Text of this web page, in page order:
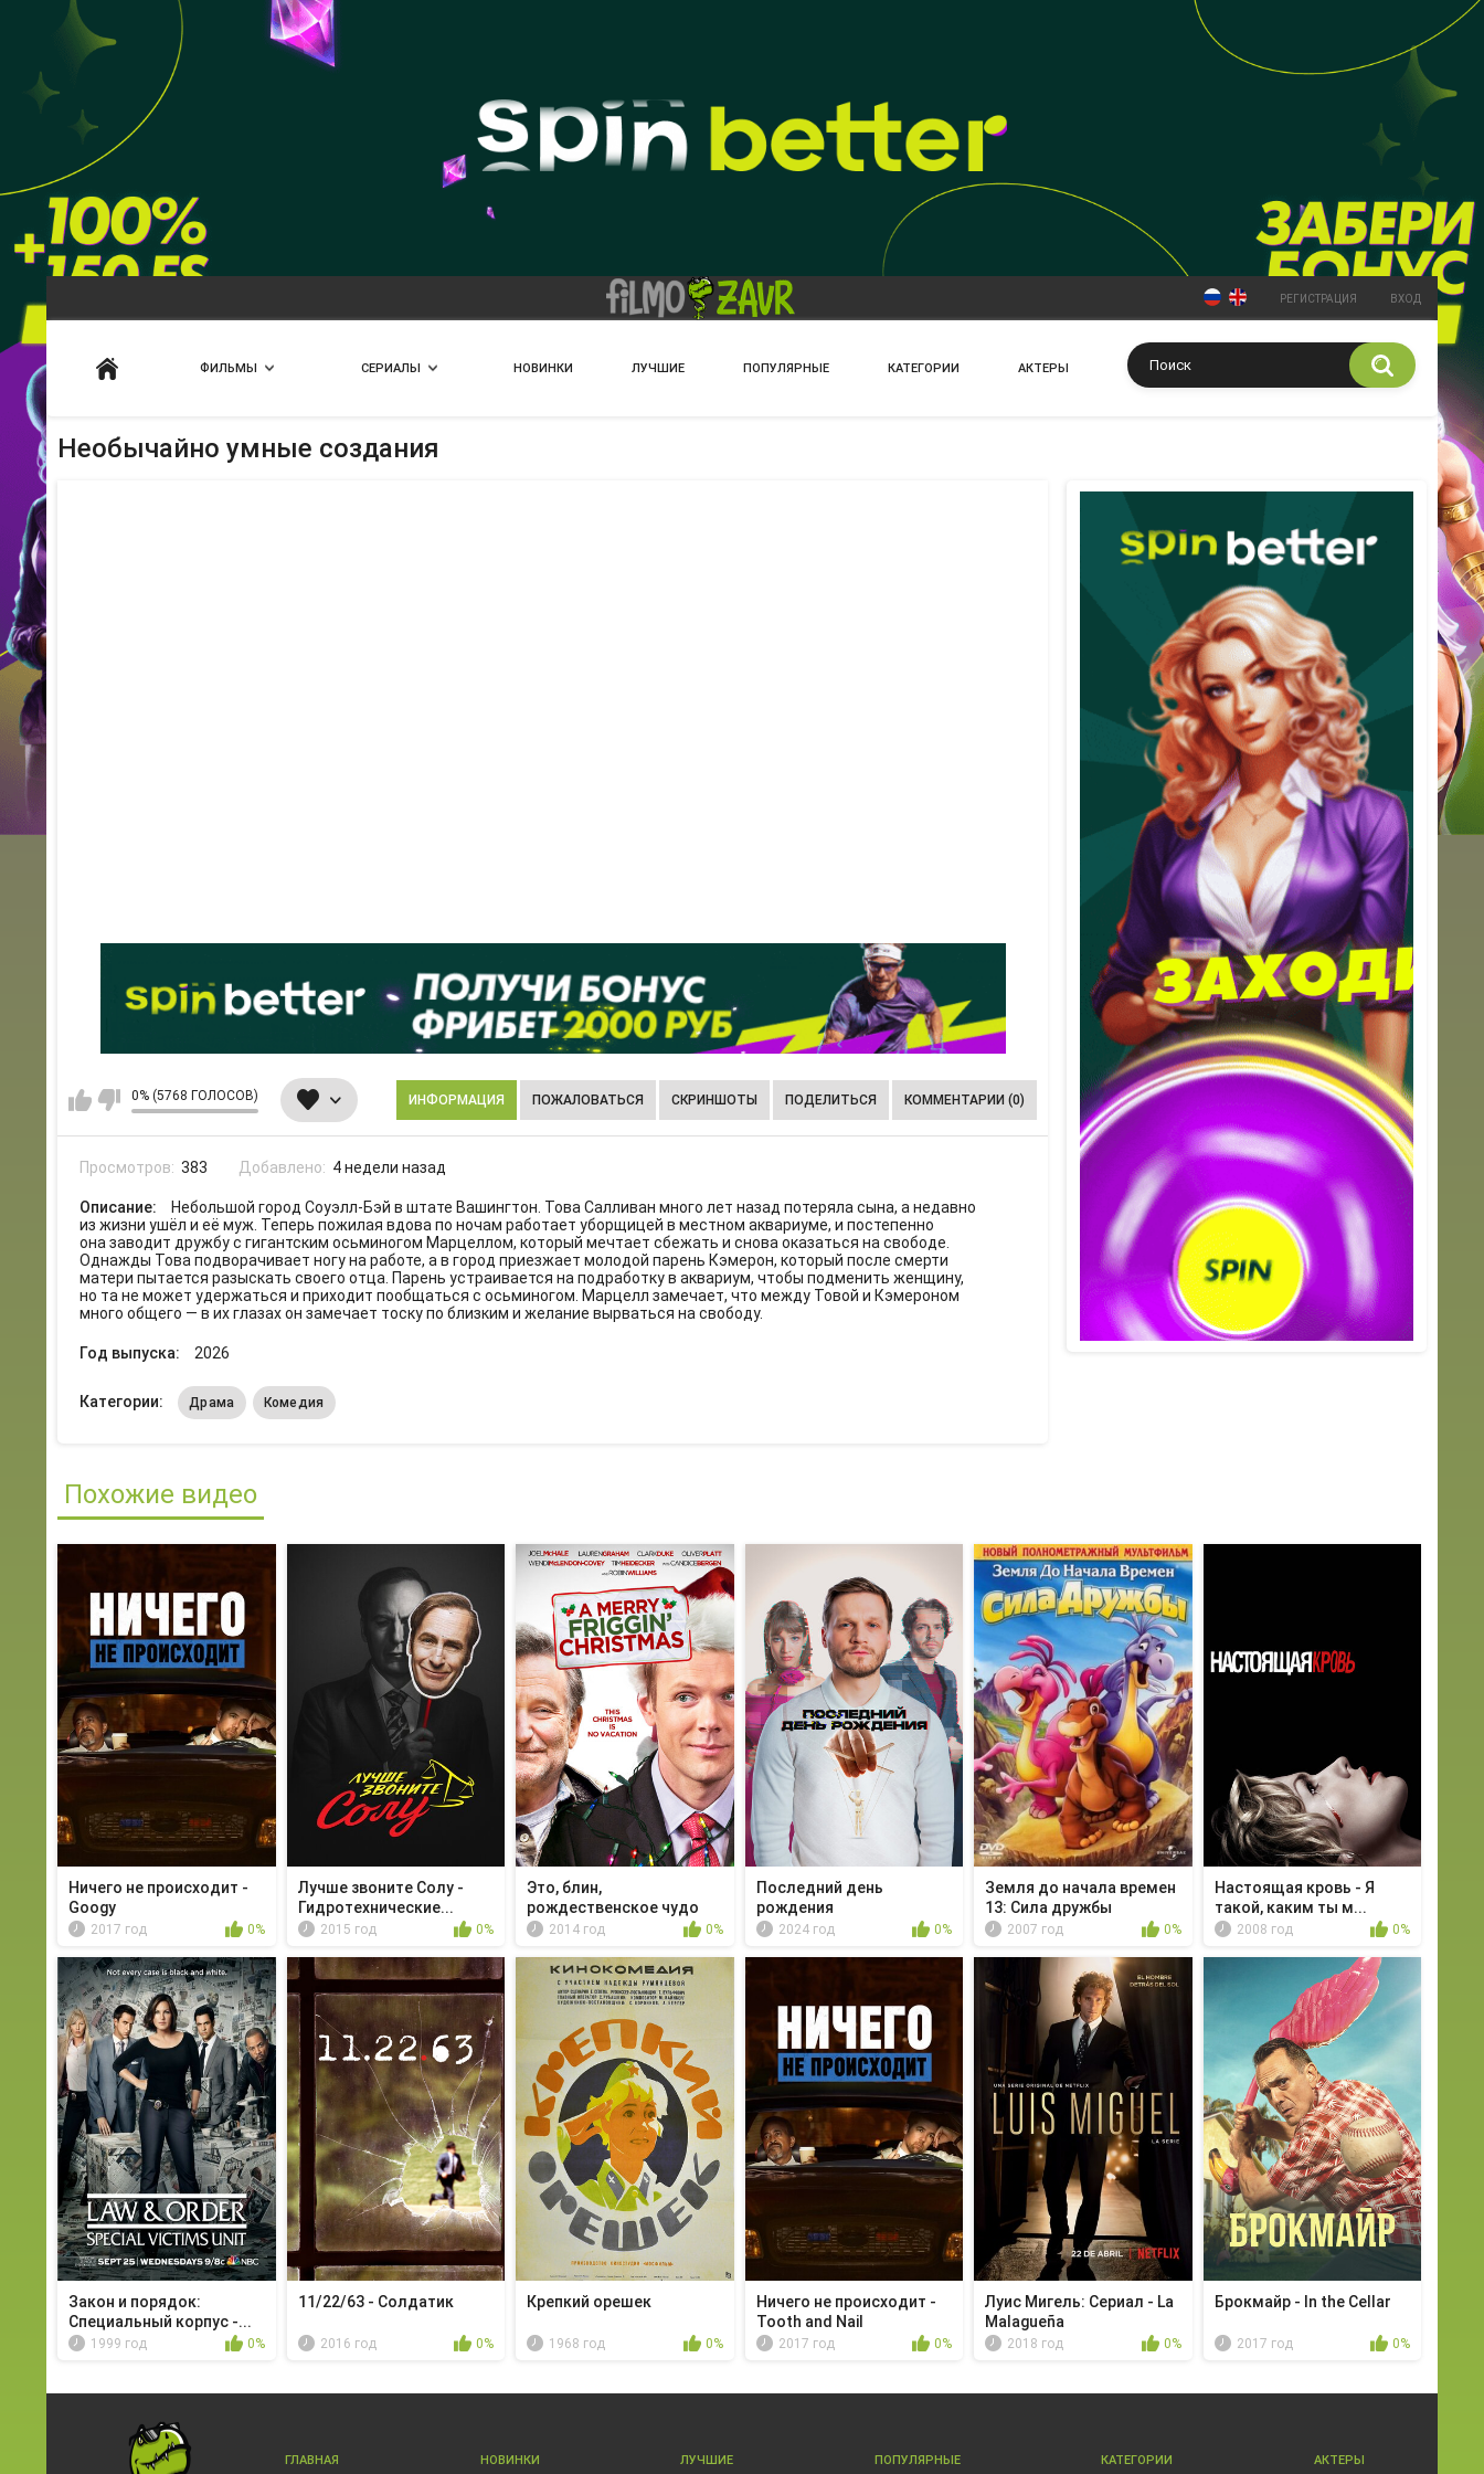
РЕГИСТРАЦИЯ ВХОД
ФИЛЬМЫ СЕРИАЛЫ НОВИНКИ ЛУЧШИЕ ПОПУЛЯРНЫЕ КАТЕГОРИИ АКТЕРЫ
Необычайно умные создания
0% (5768 ГОЛОСОВ) ИНФОРМАЦИЯ ПОЖАЛОВАТЬСЯ СКРИНШОТЫ ПОДЕЛИТЬСЯ КОММЕНТАРИИ (0)
Просмотров: 383 Добавлено: 4 недели назад
Описание:
Небольшой город Соуэлл-Бэй в штате Вашингтон. Това Салливан много лет назад потеряла сына, а недавно
из жизни ушёл и её муж. Теперь пожилая вдова по ночам работает уборщицей в местном аквариуме, и постепенно
она заводит дружбу с гигантским осьминогом Марцеллом, который мечтает сбежать и снова оказаться на свободе.
Однажды Това подворачивает ногу на работе, а в город приезжает молодой парень Кэмерон, который после смерти
матери пытается разыскать своего отца. Парень устраивается на подработку в аквариум, чтобы подменить женщину,
но та не может удержаться и приходит пообщаться с осьминогом. Марцелл замечает, что между Товой и Кэмероном
много общего — в их глазах он замечает тоску по близким и желание вырваться на свободу.
Год выпуска: 2026
Категории: Драма Комедия
Похожие видео
Ничего не происходит -
Googy
2017 год 0%
Лучше звоните Солу -
Гидротехнические...
2015 год 0%
Это, блин,
рождественское чудо
2014 год 0%
Последний день
рождения
2024 год 0%
Земля до начала времен
13: Сила дружбы
2007 год 0%
Настоящая кровь - Я
такой, каким ты м...
2008 год 0%
Закон и порядок:
Специальный корпус -...
1999 год 0%
11/22/63 - Солдатик
2016 год 0%
Крепкий орешек
1968 год 0%
Ничего не происходит -
Tooth and Nail
2017 год 0%
Луис Мигель: Сериал - La
Malagueña
2018 год 0%
Брокмайр - In the Cellar
2017 год 0%
ГЛАВНАЯ НОВИНКИ ЛУЧШИЕ ПОПУЛЯРНЫЕ КАТЕГОРИИ АКТЕРЫ